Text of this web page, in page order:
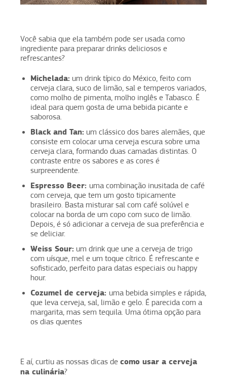
Você sabia que ela também pode ser usada como
ingrediente para preparar drinks deliciosos e
refrescantes?
Michelada: um drink típico do México, feito com
cerveja clara, suco de limão, sal e temperos variados,
como molho de pimenta, molho inglês e Tabasco. É
ideal para quem gosta de uma bebida picante e
saborosa.
Black and Tan: um clássico dos bares alemães, que
consiste em colocar uma cerveja escura sobre uma
cerveja clara, formando duas camadas distintas. O
contraste entre os sabores e as cores é
surpreendente.
Espresso Beer: uma combinação inusitada de café
com cerveja, que tem um gosto tipicamente
brasileiro. Basta misturar sal com café solúvel e
colocar na borda de um copo com suco de limão.
Depois, é só adicionar a cerveja de sua preferência e
se deliciar.
Weiss Sour: um drink que une a cerveja de trigo
com uísque, mel e um toque cítrico. É refrescante e
sofisticado, perfeito para datas especiais ou happy
hour.
Cozumel de cerveja: uma bebida simples e rápida,
que leva cerveja, sal, limão e gelo. É parecida com a
margarita, mas sem tequila. Uma ótima opção para
os dias quentes
E aí, curtiu as nossas dicas de como usar a cerveja
na culinária?